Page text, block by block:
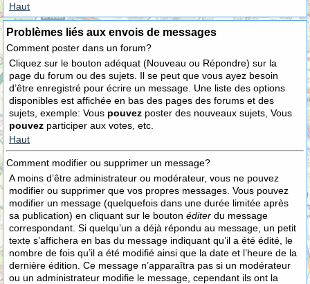
Haut
Problèmes liés aux envois de messages
Comment poster dans un forum?
Cliquez sur le bouton adéquat (Nouveau ou Répondre) sur la
page du forum ou des sujets. Il se peut que vous ayez besoin
d’être enregistré pour écrire un message. Une liste des options
disponibles est affichée en bas des pages des forums et des
sujets, exemple: Vous pouvez poster des nouveaux sujets, Vous
pouvez participer aux votes, etc.
Haut
Comment modifier ou supprimer un message?
A moins d’être administrateur ou modérateur, vous ne pouvez
modifier ou supprimer que vos propres messages. Vous pouvez
modifier un message (quelquefois dans une durée limitée après
sa publication) en cliquant sur le bouton éditer du message
correspondant. Si quelqu’un a déjà répondu au message, un petit
texte s’affichera en bas du message indiquant qu’il a été édité, le
nombre de fois qu’il a été modifié ainsi que la date et l’heure de la
dernière édition. Ce message n’apparaîtra pas si un modérateur
ou un administrateur modifie le message, cependant ils ont la